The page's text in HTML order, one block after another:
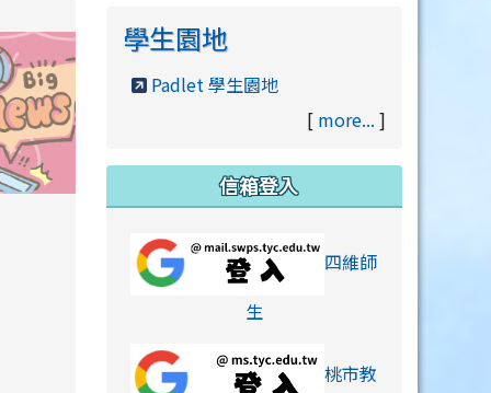
xiaohongshu.html
學生園地
Padlet 學生園地
[ more... ]
信箱登入
四維師
生link to https://
桃市教